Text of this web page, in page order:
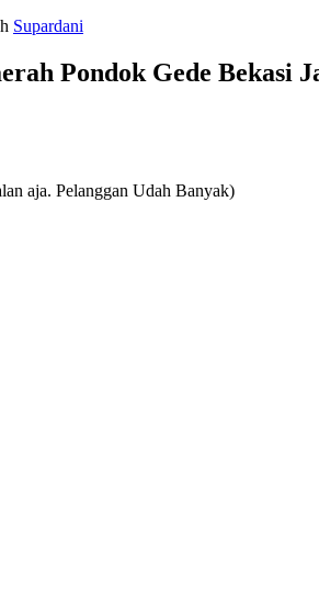
Supardani
Pondok Gede Bekasi
aja. Pelanggan Udah Banyak)